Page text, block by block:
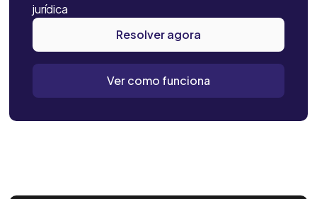
jurídica
Resolver agora
Ver como funciona